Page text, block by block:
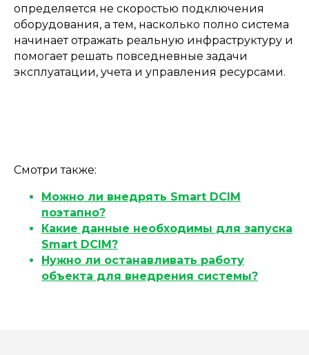
определяется не скоростью подключения
оборудования, а тем, насколько полно система
начинает отражать реальную инфраструктуру и
помогает решать повседневные задачи
эксплуатации, учета и управления ресурсами.
Смотри также:
Можно ли внедрять Smart DCIM
поэтапно?
Какие данные необходимы для запуска
Smart DCIM?
Нужно ли останавливать работу
объекта для внедрения системы?